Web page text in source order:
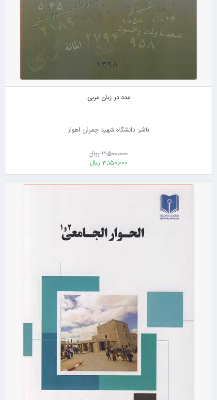
عدد در زبان عربی
ناشر: دانشگاه شهید چمران اهواز
3٬500٬000 ریال
3٬150٬000 ریال